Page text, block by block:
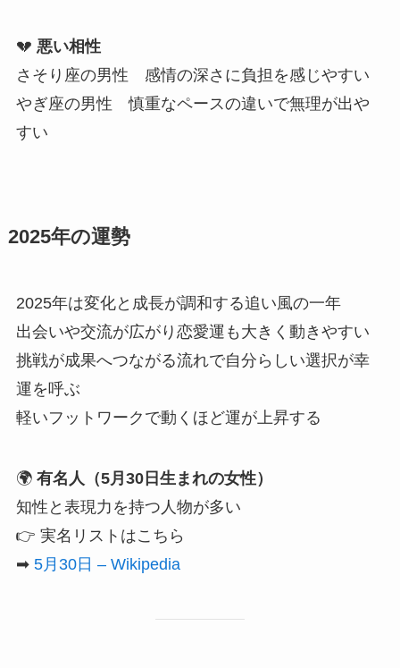
💔 悪い相性
さそり座の男性 感情の深さに負担を感じやすい
やぎ座の男性 慎重なペースの違いで無理が出や
すい
2025年の運勢
2025年は変化と成長が調和する追い風の一年
出会いや交流が広がり恋愛運も大きく動きやすい
挑戦が成果へつながる流れで自分らしい選択が幸
運を呼ぶ
軽いフットワークで動くほど運が上昇する
🌍 有名人（5月30日生まれの女性）
知性と表現力を持つ人物が多い
👉 実名リストはこちら
➡ 5月30日 – Wikipedia